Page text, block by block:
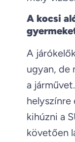
A kocsi
A
ugyan, de
a
kihúzni a
követően